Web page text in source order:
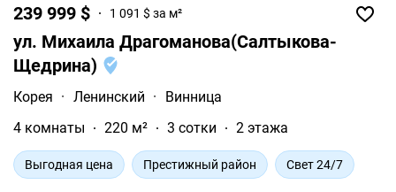
239 999 $ 1 091 $ за м²
ул. Михаила Драгоманова(Салтыкова-
Щедрина)
Корея · Ленинский ·
Винница
4 комнаты
220 м² 3 сотки 2 этажа
Выгодная цена Престижный район Свет 24/7